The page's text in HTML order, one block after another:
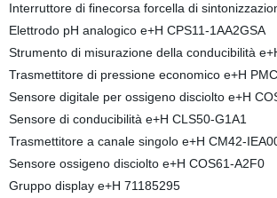
Interruttore di finecorsa forcella di
Elettrodo pH analogico e+H CPS11-1AA2GSA
Strumento di misurazione della conducibilità
Trasmettitore di pressione economico e+H
Sensore digitale per ossigeno disciolto e+H
Sensore di conducibilità e+H CLS50-G1A1
Trasmettitore a canale singolo e+H CM42-
Sensore ossigeno disciolto e+H COS61-A2F0
Gruppo display e+H 71185295